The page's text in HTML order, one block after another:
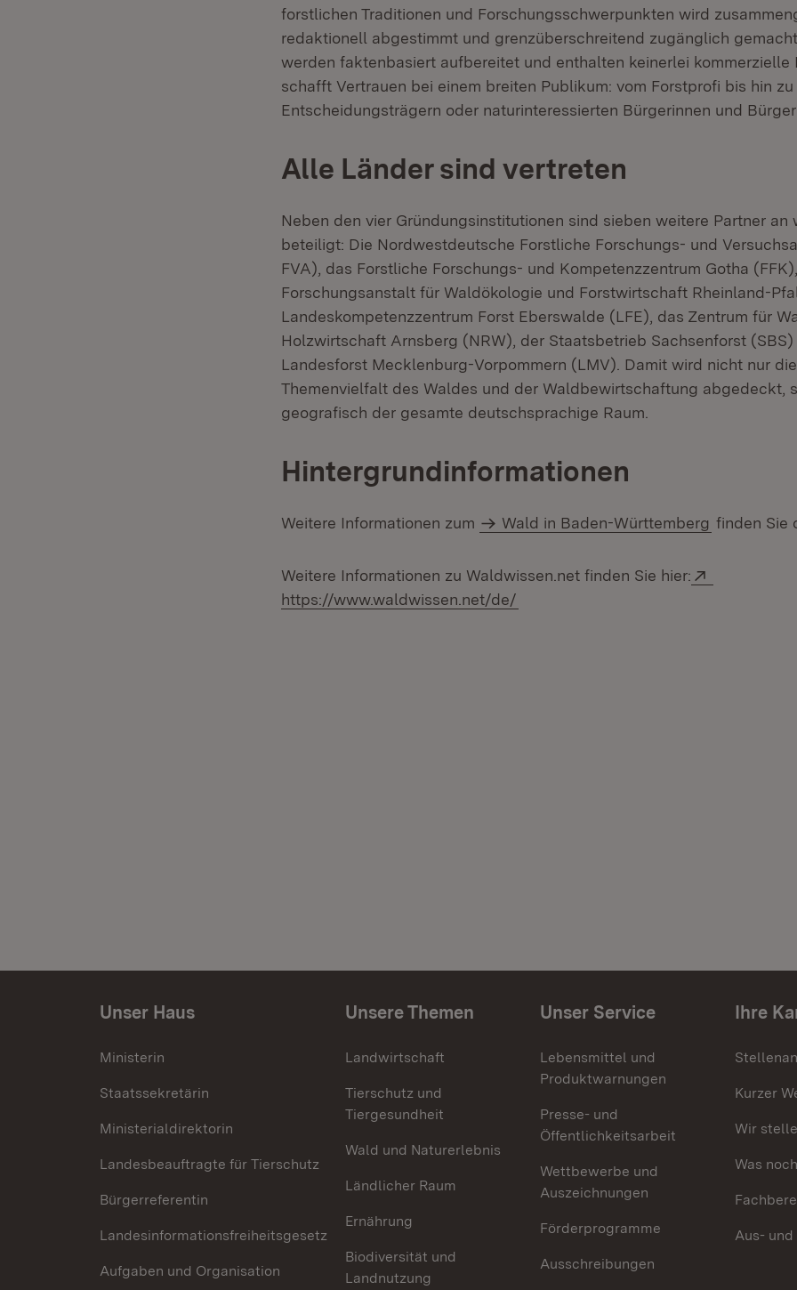
forstlichen Traditionen und Forschungsschwerpunkten wird
redaktionell abgestimmt und grenzüberschreitend zugänglich
werden faktenbasiert aufbereitet und enthalten keinerlei kommerzielle
schafft Vertrauen bei einem breiten Publikum: vom Forstprofi bis hin
Entscheidungsträgern oder naturinteressierten Bürgerinnen und
Alle Länder sind vertreten
Neben den vier Gründungsinstitutionen sind sieben weitere Partner an
beteiligt: Die Nordwestdeutsche Forstliche Forschungs- und
FVA), das Forstliche Forschungs- und Kompetenzzentrum Gotha
Forschungsanstalt für Waldökologie und Forstwirtschaft Rheinland-
Landeskompetenzzentrum Forst Eberswalde (LFE), das Zentrum für
Holzwirtschaft Arnsberg (NRW), der Staatsbetrieb Sachsenforst
Landesforst Mecklenburg-Vorpommern (LMV). Damit wird nicht nur
Themenvielfalt des Waldes und der Waldbewirtschaftung abgedeckt,
geografisch der gesamte deutschsprachige Raum.
Hintergrundinformationen
Weitere Informationen zum Wald in Baden-Württemberg finden Sie
Weitere Informationen zu Waldwissen.net finden Sie hier:
https://www.waldwissen.net/de/
Unser Haus
Ministerin
Staatssekretärin
Ministerialdirektorin
Landesbeauftragte für Tierschutz
Bürgerreferentin
Landesinformationsfreiheitsgesetz
Aufgaben und Organisation
Unsere Themen
Landwirtschaft
Tierschutz und
Tiergesundheit
Wald und Naturerlebnis
Ländlicher Raum
Ernährung
Biodiversität und
Landnutzung
Unser Service
Lebensmittel und
Produktwarnungen
Presse- und
Öffentlichkeitsarbeit
Wettbewerbe und
Auszeichnungen
Förderprogramme
Ausschreibungen
Ihre
Kurzer
Wir
Was
Aus-